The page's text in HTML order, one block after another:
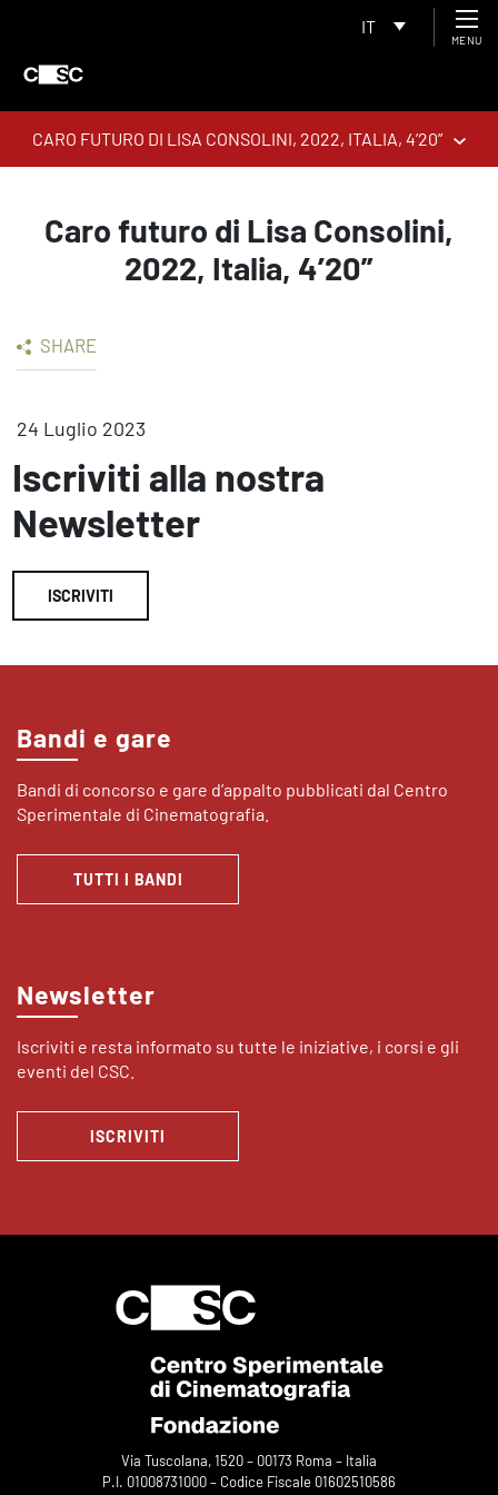
IT
MENU
CARO FUTURO DI LISA CONSOLINI, 2022, ITALIA, 4’20”
Caro futuro di Lisa Consolini,
2022, Italia, 4’20”
SHARE
24 Luglio 2023
Iscriviti alla nostra
Newsletter
ISCRIVITI
Bandi e gare
Bandi di concorso e gare d’appalto pubblicati dal Centro
Sperimentale di Cinematografia.
TUTTI I BANDI
Newsletter
Iscriviti e resta informato su tutte le iniziative, i corsi e gli
eventi del CSC.
ISCRIVITI
Via Tuscolana, 1520 – 00173 Roma – Italia
P.I. 01008731000 – Codice Fiscale 01602510586